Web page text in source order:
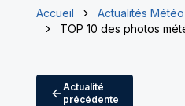
Accueil
Actualités Météo
TOP 10 des photos
Actualité
précédente